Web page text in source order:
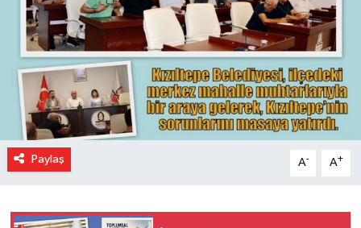
Paylaş A- A+